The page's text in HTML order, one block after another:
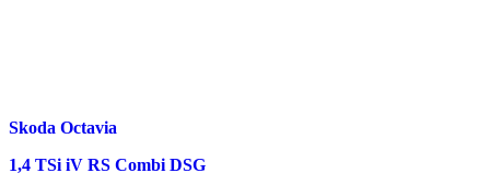
Skoda Octavia
1,4 TSi iV RS Combi DSG